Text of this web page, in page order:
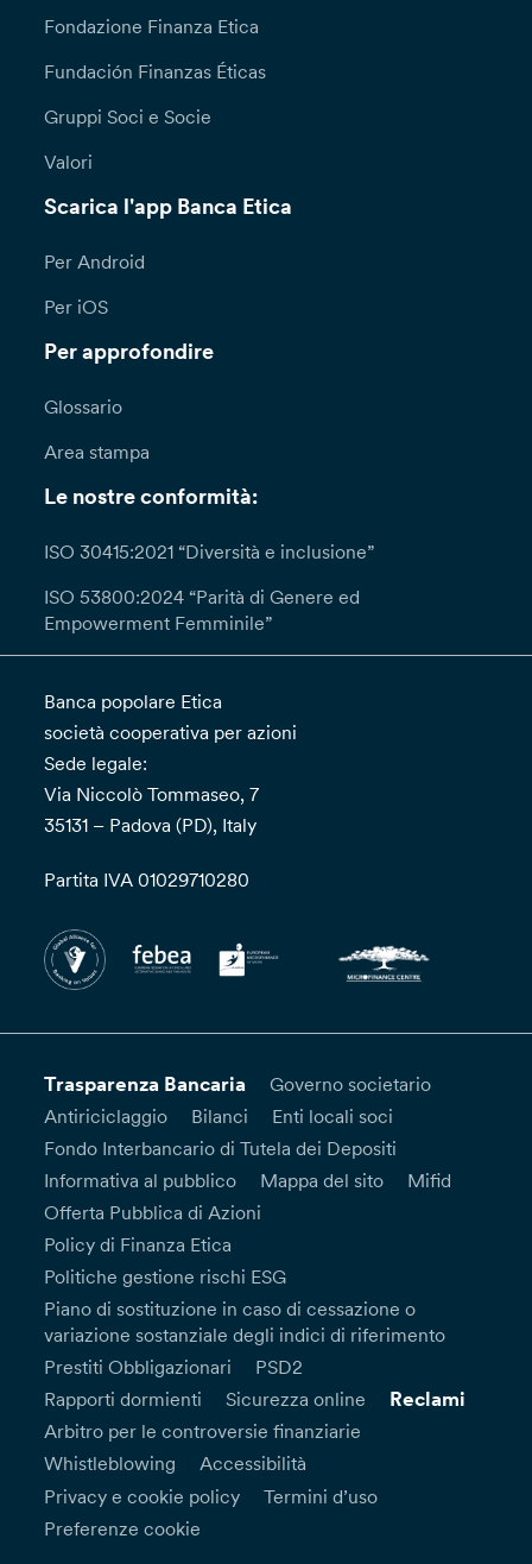
Fondazione Finanza Etica
Fundación Finanzas Éticas
Gruppi Soci e Socie
Valori
Scarica l'app Banca Etica
Per Android
Per iOS
Per approfondire
Glossario
Area stampa
Le nostre conformità:
ISO 30415:2021 “Diversità e inclusione”
ISO 53800:2024 “Parità di Genere ed
Empowerment Femminile”
Banca popolare Etica
società cooperativa per azioni
Sede legale:
Via Niccolò Tommaseo, 7
35131 – Padova (PD), Italy
Partita IVA 01029710280
Trasparenza Bancaria
Governo societario
Antiriciclaggio
Bilanci
Enti locali soci
Fondo Interbancario di Tutela dei Depositi
Informativa al pubblico
Mappa del sito
Mifid
Offerta Pubblica di Azioni
Policy di Finanza Etica
Politiche gestione rischi ESG
Piano di sostituzione in caso di cessazione o
variazione sostanziale degli indici di riferimento
Prestiti Obbligazionari
PSD2
Rapporti dormienti
Sicurezza online Reclami
Arbitro per le controversie finanziarie
Whistleblowing
Accessibilità
Privacy e cookie policy
Termini d’uso
Preferenze cookie